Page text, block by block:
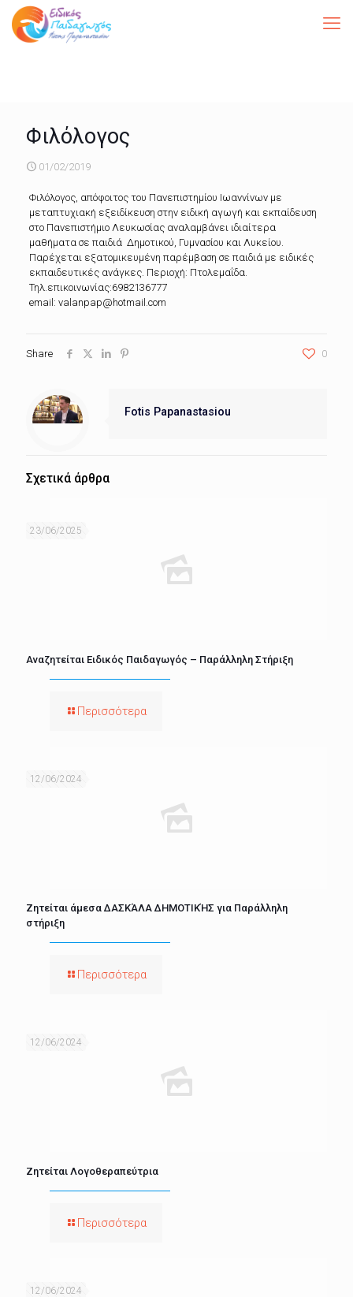
Φιλόλογος
01/02/2019
Φιλόλογος, απόφοιτος του Πανεπιστημίου Ιωαννίνων με
μεταπτυχιακή εξειδίκευση στην ειδική αγωγή και εκπαίδευση
στο Πανεπιστήμιο Λευκωσίας αναλαμβάνει ιδιαίτερα
μαθήματα σε παιδιά Δημοτικού, Γυμνασίου και Λυκείου.
Παρέχεται εξατομικευμένη παρέμβαση σε παιδιά με ειδικές
εκπαιδευτικές ανάγκες. Περιοχή: Πτολεμαΐδα.
Τηλ.επικοινωνίας:6982136777
email: valanpap@hotmail.com
Share 0
Fotis Papanastasiou
Σχετικά άρθρα
23/06/2025
Αναζητείται Ειδικός Παιδαγωγός – Παράλληλη Στήριξη
Περισσότερα
12/06/2024
Ζητείται άμεσα ΔΑΣΚΆΛΑ ΔΗΜΟΤΙΚΉΣ για Παράλληλη
στήριξη
Περισσότερα
12/06/2024
Ζητείται Λογοθεραπεύτρια
Περισσότερα
12/06/2024